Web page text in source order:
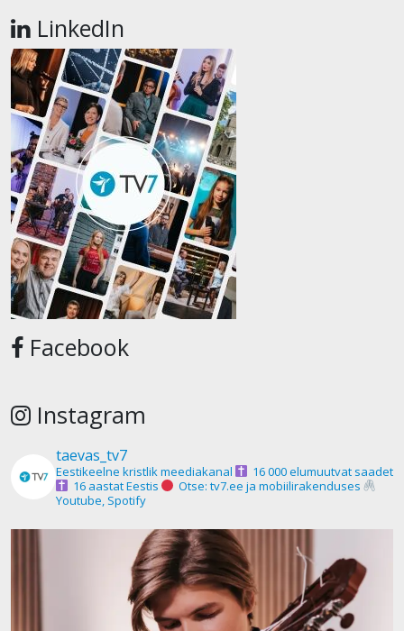
LinkedIn
Facebook
Instagram
taevas_tv7
Eestikeelne kristlik meediakanal
16 000 elumuutvat saadet
16 aastat Eestis
Otse: tv7.ee ja mobiilirakenduses
Youtube, Spotify